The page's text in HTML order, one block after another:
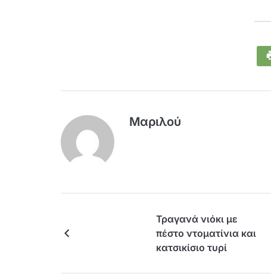
Μαριλού
Τραγανά νιόκι με
πέστο ντοματίνια και
κατσικίσιο τυρί